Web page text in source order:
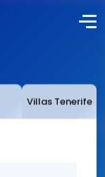
Villas Tenerife